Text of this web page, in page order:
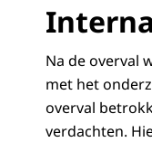
Na de overval
met het
overval
verdachten.